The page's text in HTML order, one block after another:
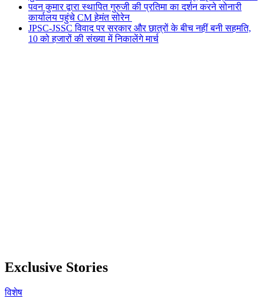
पवन कुमार द्वारा स्थापित गुरुजी की प्रतिमा का दर्शन करने सोनारी
कार्यालय पहुंचे CM हेमंत सोरेन
JPSC-JSSC विवाद पर सरकार और छात्रों के बीच नहीं बनी सहमति,
10 को हजारों की संख्या में निकालेंगे मार्च
Exclusive Stories
विशेष